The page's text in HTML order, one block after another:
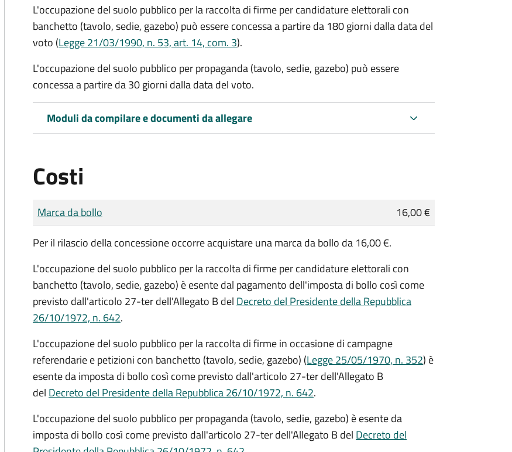
L'occupazione del suolo pubblico per la raccolta di firme per candidature elettorali con
banchetto (tavolo, sedie, gazebo) può essere concessa a partire da 180 giorni dalla data del
voto (Legge 21/03/1990, n. 53, art. 14, com. 3).
L'occupazione del suolo pubblico per propaganda (tavolo, sedie, gazebo) può essere
concessa a partire da 30 giorni dalla data del voto.
Moduli da compilare e documenti da allegare
Costi
Tipo di pagamento
Importo
Marca da bollo
16,00 €
Per il rilascio della concessione occorre acquistare una marca da bollo da 16,00 €.
L'occupazione del suolo pubblico per la raccolta di firme per candidature elettorali con
banchetto (tavolo, sedie, gazebo) è esente dal pagamento dell'imposta di bollo così come
previsto dall'articolo 27-ter dell'Allegato B del Decreto del Presidente della Repubblica
26/10/1972, n. 642.
L'occupazione del suolo pubblico per la raccolta di firme in occasione di campagne
referendarie e petizioni con banchetto (tavolo, sedie, gazebo) (Legge 25/05/1970, n. 352) è
esente da imposta di bollo così come previsto dall'articolo 27-ter dell'Allegato B
del Decreto del Presidente della Repubblica 26/10/1972, n. 642.
L'occupazione del suolo pubblico per propaganda (tavolo, sedie, gazebo) è esente da
imposta di bollo così come previsto dall'articolo 27-ter dell'Allegato B del Decreto del